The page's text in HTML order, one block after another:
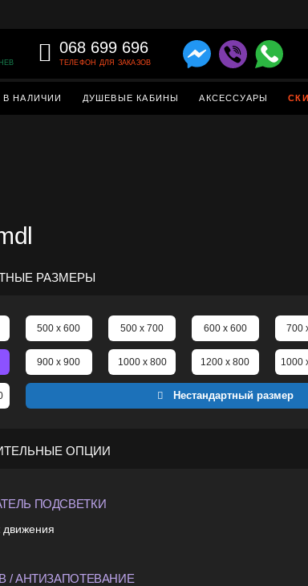
068 699 696
ТЕЛЕФОН ДЛЯ ЗАКАЗОВ
В НАЛИЧИИ ДУШЕВЫЕ КАБИНЫ АКСЕССУАРЫ
РАЗМЕРЫ
500 x 600 500 x 700 600 x 600 700
900 x 900 1000 x 800 1200 x 800 1000
Нестандартный размер
ОПЦИИ
ПОДСВЕТКИ
движения
/ АНТИЗАПОТЕВАНИЕ